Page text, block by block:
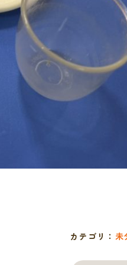
カテゴリ： 未